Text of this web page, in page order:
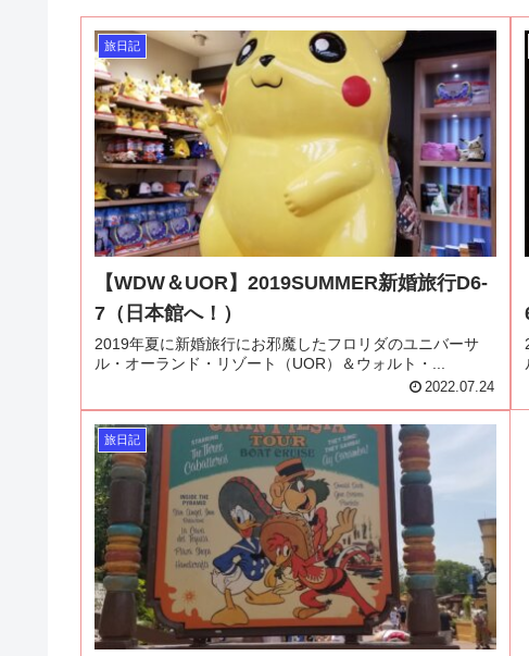
旅日記
【WDW＆UOR】2019SUMMER新婚旅行D6-
7（日本館へ！）
2019年夏に新婚旅行にお邪魔したフロリダのユニバーサ
ル・オーランド・リゾート（UOR）＆ウォルト・...
2022.07.24
旅日記